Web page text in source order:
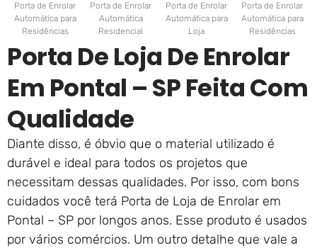
Porta de Enrolar
Automática para
Residências
Porta de Enrolar
Automática
Residencial
Porta de Enrolar
Automática para
Loja
Porta de Enrolar
Automática para
Residências
Porta De Loja De Enrolar
Em Pontal – SP Feita Com
Qualidade
Diante disso, é óbvio que o material utilizado é
durável e ideal para todos os projetos que
necessitam dessas qualidades. Por isso, com bons
cuidados você terá Porta de Loja de Enrolar em
Pontal – SP por longos anos. Esse produto é usados
por vários comércios. Um outro detalhe que vale a